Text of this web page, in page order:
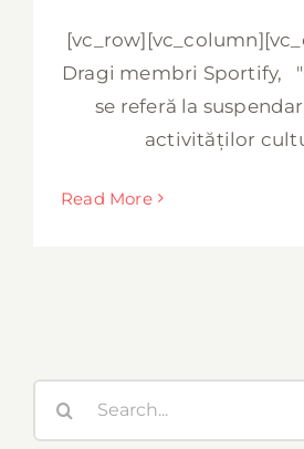
Dragi membri Sportify,
se referă la
activităților
Read More